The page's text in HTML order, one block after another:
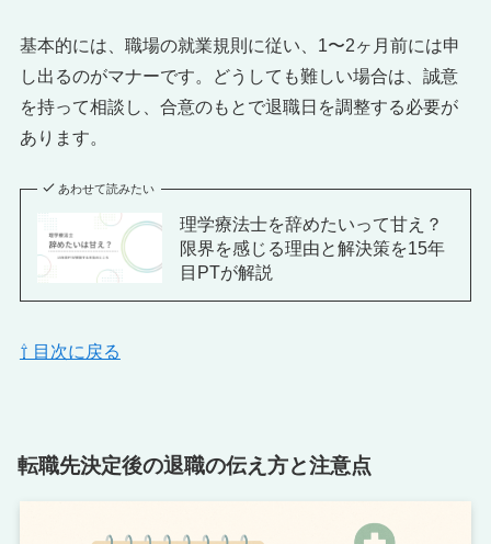
基本的には、職場の就業規則に従い、1〜2ヶ月前には申
し出るのがマナーです。どうしても難しい場合は、誠意
を持って相談し、合意のもとで退職日を調整する必要が
あります。
あわせて読みたい
理学療法士を辞めたいって甘え？
限界を感じる理由と解決策を15年
目PTが解説
⇧ 目次に戻る
転職先決定後の退職の伝え方と注意点